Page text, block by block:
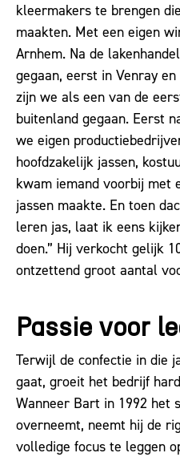
kleermakers te brengen
maakten. Met een eigen
Arnhem. Na de
gegaan, eerst in Venray
zijn we als een van de
buitenland gegaan. Eerst
we eigen
hoofdzakelijk jassen,
kwam iemand voorbij met
jassen maakte. En toen
leren jas, laat ik eens
doen.” Hij verkocht gelijk
ontzettend groot aantal
Passie voor
Terwijl de confectie in die
gaat, groeit het bedrijf
Wanneer Bart in 1992 het
overneemt, neemt hij de
volledige focus te leggen